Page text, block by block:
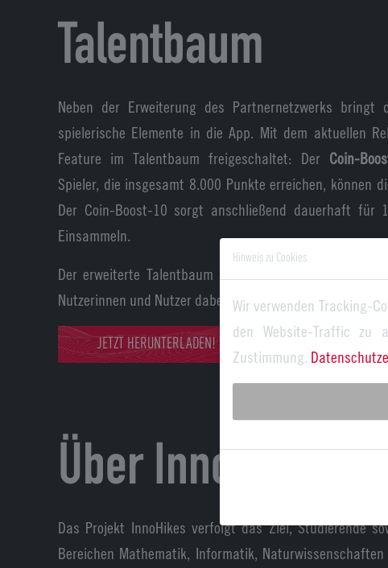
Talentbaum
Neben der Erweiterung des Partnernetzwerks bringt
spielerische Elemente in die App. Mit dem aktuellen
Feature im Talentbaum freigeschaltet: Der Coin-
Spieler, die insgesamt 8.000 Punkte erreichen, können
Der Coin-Boost-10 sorgt anschließend dauerhaft für
Einsammeln.
Der erweiterte Talentbaum bietet somit langfristige
Nutzerinnen und Nutzer dabei, ihre Fortschritte
JETZT HERUNTERLADEN!
Über InnoHikes
Das Projekt InnoHikes verfolgt das Ziel, Studierende
Bereichen Mathematik, Informatik,
Hinweis zu Cookies
Wir verwenden Tracking-
den Website-Traffic zu
Zustimmung.